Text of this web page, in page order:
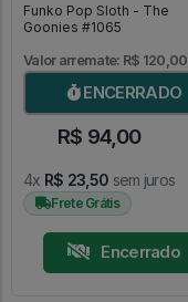
Funko Pop Sloth - The
Goonies #1065
Valor arremate: R$ 120,00
ENCERRADO
R$ 94,00
4x R$ 23,50 sem juros
Frete Grátis
Encerrado